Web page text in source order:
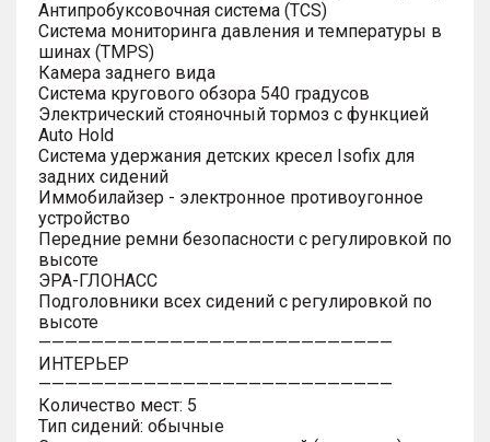
Антипробуксовочная система (TCS)
Система мониторинга давления и температуры в
шинах (TMPS)
Камера заднего вида
Система кругового обзора 540 градусов
Электрический стояночный тормоз с функцией
Auto Hold
Система удержания детских кресел Isofix для
задних сидений
Иммобилайзер - электронное противоугонное
устройство
Передние ремни безопасности с регулировкой по
высоте
ЭРА-ГЛОНАСС
Подголовники всех сидений с регулировкой по
высоте
———————————————————————————
ИНТЕРЬЕР
———————————————————————————
Количество мест: 5
Тип сидений: обычные